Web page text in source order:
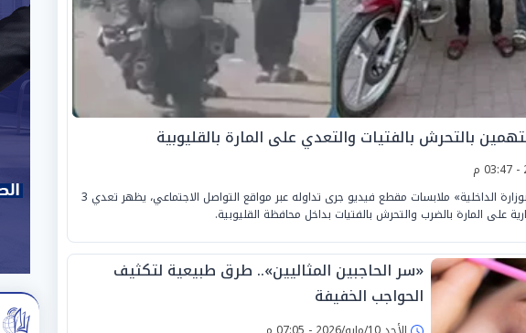
بالتحرش بالفتيات والتعدي على المارة بالقليوبية
كشفت «الأجهزة الأمنية بوزارة الداخلية» ملابسات مقطع فيديو جرى تداوله عبر مواقع التواصل الاجتماعي، يظهر تعدي 3
على المارة بالضرب والتحرش بالفتيات بداخل محافظة القليوبية.
«سر الحاجبين المثاليين».. طرق طبيعية لتكثيف
الحواجب الخفيفة